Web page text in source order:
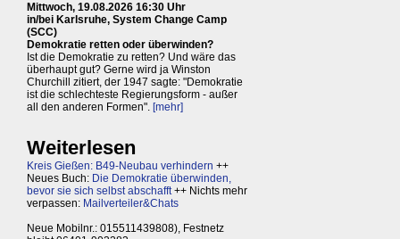
Mittwoch, 19.08.2026 16:30 Uhr
in/bei Karlsruhe, System Change Camp
(SCC)
Demokratie retten oder überwinden?
Ist die Demokratie zu retten? Und wäre das
überhaupt gut? Gerne wird ja Winston
Churchill zitiert, der 1947 sagte: "Demokratie
ist die schlechteste Regierungsform - außer
all den anderen Formen". [mehr]
Weiterlesen
Kreis Gießen: B49-Neubau verhindern ++
Neues Buch: Die Demokratie überwinden,
bevor sie sich selbst abschafft++ Nichts mehr
verpassen: Mailverteiler&Chats
Neue Mobilnr.: 015511439808), Festnetz